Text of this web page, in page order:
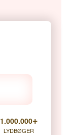
1.000.000+
LYDBØGER